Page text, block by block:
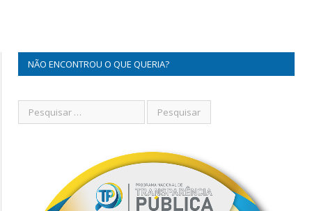
NÃO ENCONTROU O QUE QUERIA?